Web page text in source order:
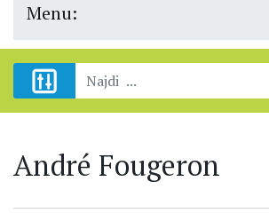
Menu:
André Fougeron